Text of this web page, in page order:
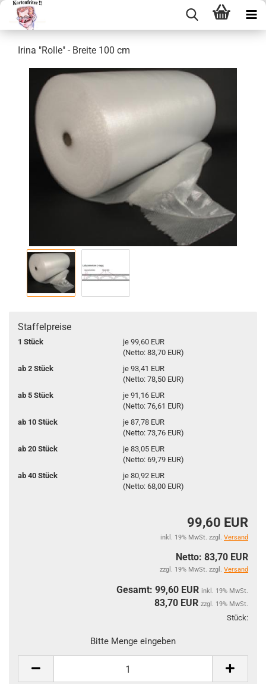
Irina "Rolle" - Brei­te 100 cm
Staffelpreise
1 Stück
je 99,60 EUR
(Netto: 83,70 EUR)
ab 2 Stück
je 93,41 EUR
(Netto: 78,50 EUR)
ab 5 Stück
je 91,16 EUR
(Netto: 76,61 EUR)
ab 10 Stück
je 87,78 EUR
(Netto: 73,76 EUR)
ab 20 Stück
je 83,05 EUR
(Netto: 69,79 EUR)
ab 40 Stück
je 80,92 EUR
(Netto: 68,00 EUR)
99,60 EUR
inkl. 19% MwSt. zzgl. Versand
Netto: 83,70 EUR
zzgl. 19% MwSt. zzgl. Versand
Gesamt: 99,60 EUR inkl. 19% MwSt.
83,70 EUR zzgl. 19% MwSt.
Stück:
Bitte Menge eingeben